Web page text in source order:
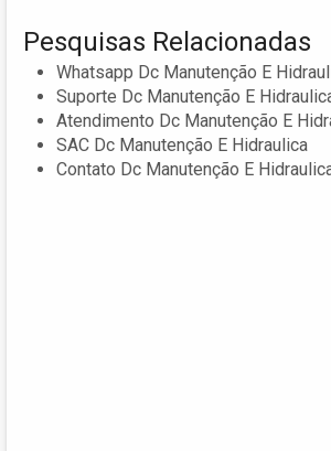
Pesquisas Relacionadas
Whatsapp Dc Manutenção E
Suporte Dc Manutenção E
Atendimento Dc Manutenção E
SAC Dc Manutenção E Hidraulica
Contato Dc Manutenção E